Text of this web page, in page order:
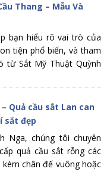
Thang – Mẫu Và
bạn hiểu rõ vai trò của
tiện phổ biến, và tham
từ Sắt Mỹ Thuật Quỳnh
Quả cầu sắt Lan can
sắt đẹp
Nga, chúng tôi chuyên
quả cầu sắt rỗng các
chân đế vuông hoặc